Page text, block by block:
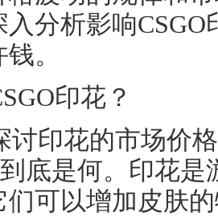
分析影响
。
印花？
讨印花的市场价
底是何。印花
们可以增加皮肤